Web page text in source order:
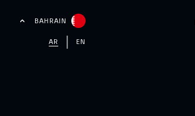
BAHRAIN
EN
AR